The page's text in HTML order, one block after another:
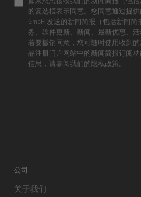
的复选框表示同意。您同意通过提供
GmbH 发送的新闻简报（包括新闻
务、软件更新、新闻、最新优惠、
若要撤销同意，您可随时使用收到
品注册门户网站中的新闻简报订阅
信息，请参阅我们的隐私政策
公司
关于我们